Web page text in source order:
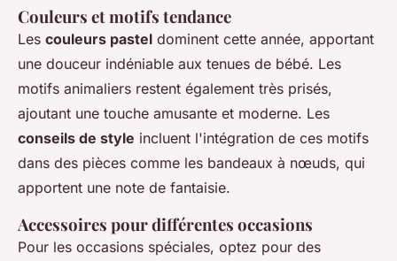
Couleurs et motifs tendance
Les couleurs pastel dominent cette année, apportant
une douceur indéniable aux tenues de bébé. Les
motifs animaliers restent également très prisés,
ajoutant une touche amusante et moderne. Les
conseils de style incluent l'intégration de ces motifs
dans des pièces comme les bandeaux à nœuds, qui
apportent une note de fantaisie.
Accessoires pour différentes occasions
Pour les occasions spéciales, optez pour des